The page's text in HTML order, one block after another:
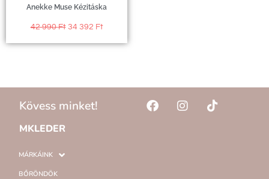
Anekke Muse Kézitáska
42 990Ft 34 392 Ft
Kövess minket!
MKLEDER
MÁRKÁINK
BŐRÖNDÖK